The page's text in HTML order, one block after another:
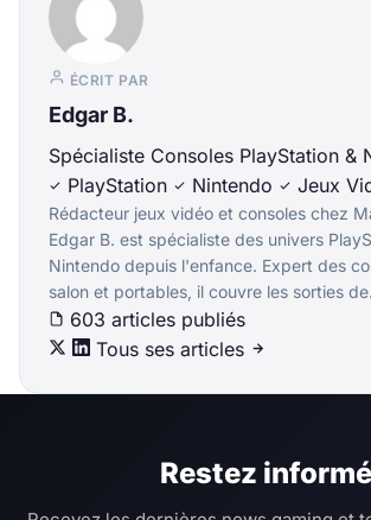
ÉCRIT PAR
Edgar B.
Spécialiste Consoles PlayStation &
PlayStation
Nintendo Jeux
Rédacteur jeux vidéo et consoles chez
Edgar B. est spécialiste des univers
Nintendo depuis l'enfance. Expert des
salon et portables, il couvre les sorties
603 articles publiés
Tous ses articles
Restez informé